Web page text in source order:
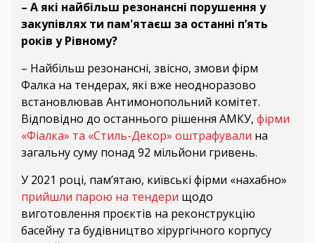
– А які найбільш резонансні порушення у
закупівлях ти пам'ятаєш за останні п’ять
років у Рівному?
– Найбільш резонансні, звісно, змови фірм
Фалка на тендерах, які вже неодноразово
встановлював Антимонопольний комітет.
Відповідно до останнього рішення АМКУ, фірми
«Фіалка» та «Стиль-Декор» оштрафували на
загальну суму понад 92 мільйони гривень.
У 2021 році, пам’ятаю, київські фірми «нахабно»
прийшли парою на тендери щодо
виготовлення проєктів на реконструкцію
басейну та будівництво хірургічного корпусу